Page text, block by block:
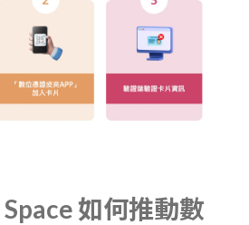
如何推動數